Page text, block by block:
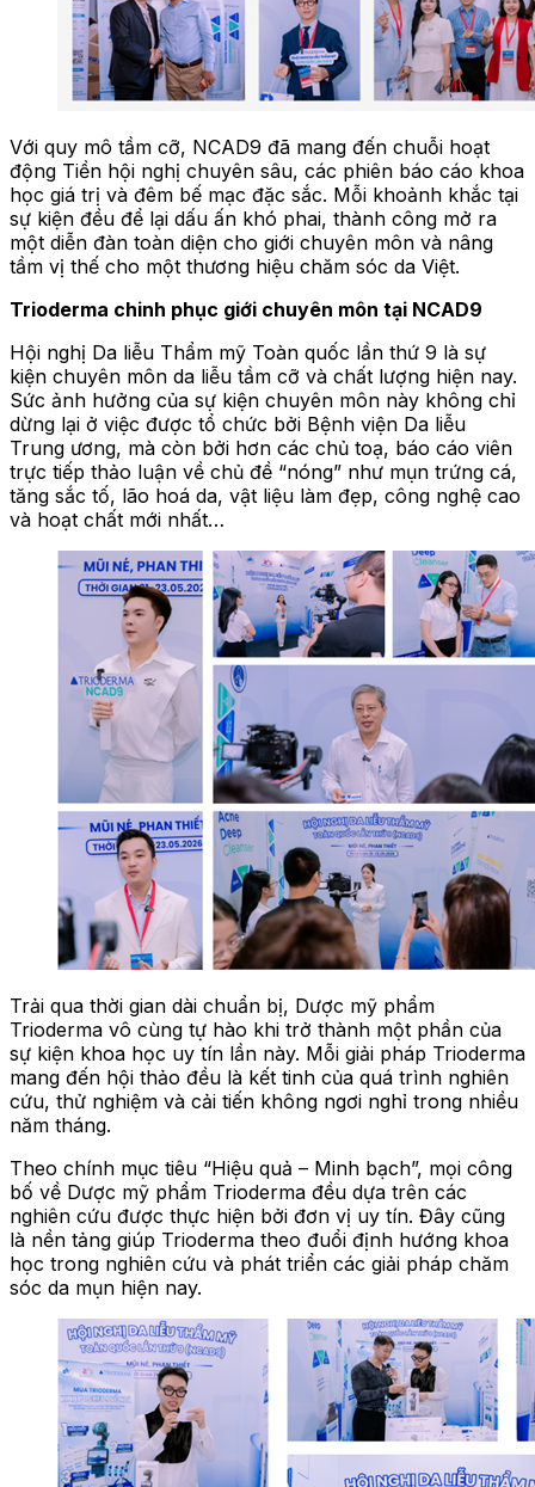
Với quy mô tầm cỡ, NCAD9 đã mang đến chuỗi hoạt
động Tiền hội nghị chuyên sâu, các phiên báo cáo khoa
học giá trị và đêm bế mạc đặc sắc. Mỗi khoảnh khắc tại
sự kiện đều để lại dấu ấn khó phai, thành công mở ra
một diễn đàn toàn diện cho giới chuyên môn và nâng
tầm vị thế cho một thương hiệu chăm sóc da Việt.
Trioderma chinh phục giới chuyên môn tại NCAD9
Hội nghị Da liễu Thẩm mỹ Toàn quốc lần thứ 9 là sự
kiện chuyên môn da liễu tầm cỡ và chất lượng hiện nay.
Sức ảnh hưởng của sự kiện chuyên môn này không chỉ
dừng lại ở việc được tổ chức bởi Bệnh viện Da liễu
Trung ương, mà còn bởi hơn các chủ toạ, báo cáo viên
trực tiếp thảo luận về chủ đề “nóng” như mụn trứng cá,
tăng sắc tố, lão hoá da, vật liệu làm đẹp, công nghệ cao
và hoạt chất mới nhất…
Trải qua thời gian dài chuẩn bị, Dược mỹ phẩm
Trioderma vô cùng tự hào khi trở thành một phần của
sự kiện khoa học uy tín lần này. Mỗi giải pháp Trioderma
mang đến hội thảo đều là kết tinh của quá trình nghiên
cứu, thử nghiệm và cải tiến không ngơi nghỉ trong nhiều
năm tháng.
Theo chính mục tiêu “Hiệu quả – Minh bạch”, mọi công
bố về Dược mỹ phẩm Trioderma đều dựa trên các
nghiên cứu được thực hiện bởi đơn vị uy tín. Đây cũng
là nền tảng giúp Trioderma theo đuổi định hướng khoa
học trong nghiên cứu và phát triển các giải pháp chăm
sóc da mụn hiện nay.